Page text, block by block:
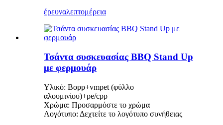
έρευναλεπτομέρεια
Τσάντα συσκευασίας BBQ Stand Up
με φερμουάρ
Υλικό: Bopp+vmpet (φύλλο
αλουμινίου)+pe/cpp
Χρώμα: Προσαρμόστε το χρώμα
Λογότυπο: Δεχτείτε το λογότυπο συνήθειας